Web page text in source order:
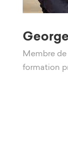
Membre
formation